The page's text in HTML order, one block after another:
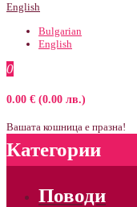
English
Bulgarian
English
0
0.00 € (0.00 лв.)
Вашата кошница е празна!
Категории
Поводи